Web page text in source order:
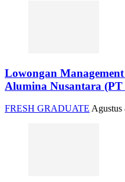
Lowongan
Alumina Nusantara
FRESH GRADUATE Agustus